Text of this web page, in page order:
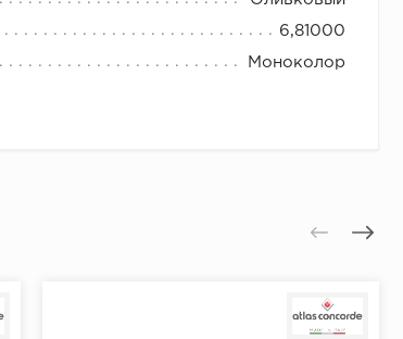
6,81000
Моноколор